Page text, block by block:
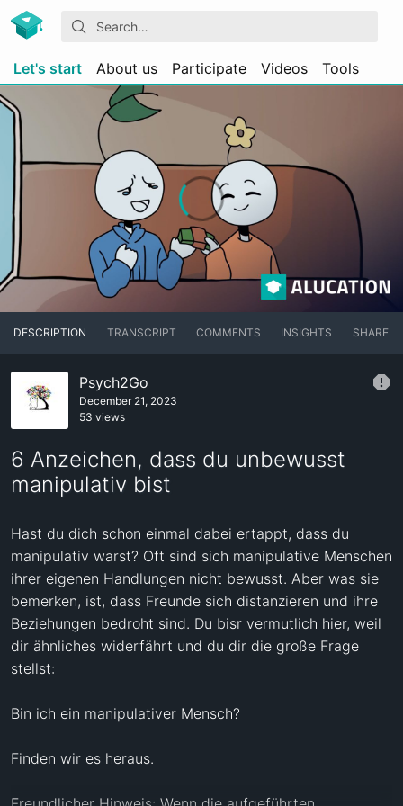
Let's start About us Participate Videos Tools
DESCRIPTION TRANSCRIPT COMMENTS INSIGHTS SHARE
Psych2Go
December 21, 2023
53 views
6 Anzeichen, dass du unbewusst
manipulativ bist
Hast du dich schon einmal dabei ertappt, dass du
manipulativ warst? Oft sind sich manipulative Menschen
ihrer eigenen Handlungen nicht bewusst. Aber was sie
bemerken, ist, dass Freunde sich distanzieren und ihre
Beziehungen bedroht sind. Du bisr vermutlich hier, weil
dir ähnliches widerfährt und du dir die große Frage
stellst:
Bin ich ein manipulativer Mensch?
Finden wir es heraus.